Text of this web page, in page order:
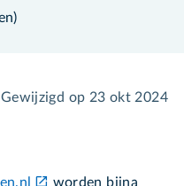
)
Gewijzigd op 23 okt 2024
worden bijna